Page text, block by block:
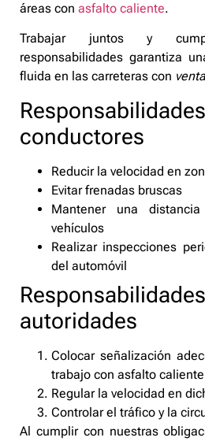
áreas con asfalto caliente.
Trabajar juntos y
responsabilidades garantiza
fluida en las carreteras con
conductores
Reducir la velocidad en
Evitar frenadas bruscas
Mantener una
vehículos
Realizar inspecciones
del automóvil
autoridades
Colocar señalización
trabajo con asfalto caliente
Regular la velocidad en
Controlar el tráfico y la
Al cumplir con nuestras